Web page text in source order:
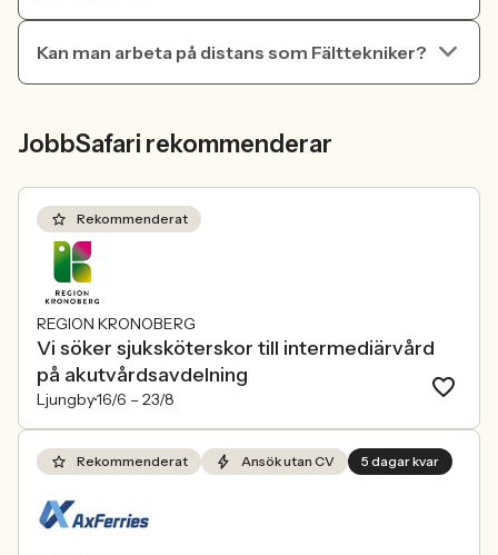
Kan man arbeta på distans som Fälttekniker?
JobbSafari rekommenderar
Rekommenderat
REGION KRONOBERG
Vi söker sjuksköterskor till intermediärvård
på akutvårdsavdelning
Ljungby16/6 – 23/8
Rekommenderat Ansök utan CV 5 dagar kvar